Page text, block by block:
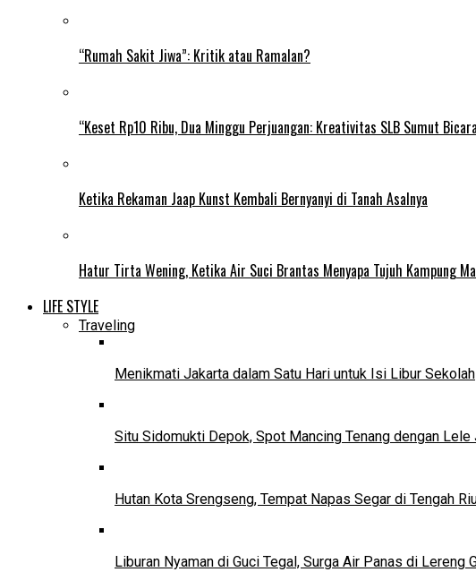
“Rumah Sakit Jiwa”: Kritik atau Ramalan?
“Keset Rp10 Ribu, Dua Minggu Perjuangan: Kreativitas SLB Sumut
Ketika Rekaman Jaap Kunst Kembali Bernyanyi di Tanah Asalnya
Hatur Tirta Wening, Ketika Air Suci Brantas Menyapa Tujuh Kampung
LIFE STYLE
Traveling
Menikmati Jakarta dalam Satu Hari untuk Isi Libur Sekolah
Situ Sidomukti Depok, Spot Mancing Tenang dengan
Hutan Kota Srengseng, Tempat Napas Segar di Tengah
Liburan Nyaman di Guci Tegal, Surga Air Panas di Lereng